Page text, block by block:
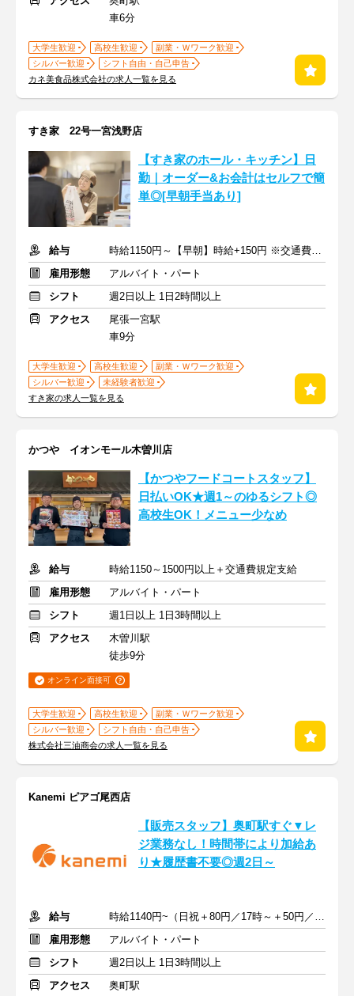
車6分
大学生歓迎 高校生歓迎
副業・Ｗワーク歓迎
シルバー歓迎
シフト自由・自己申告
カネ美食品株式会社の求人一覧を見る
すき家 22号一宮浅野店
【すき家のホール・キッチン】日
勤｜オーダー&お会計はセルフで簡
単◎[早朝手当あり]
給与
時給1150円～【早朝】時給+150円 ※交通費支給
雇用形態
アルバイト・パート
シフト
週2日以上 1日2時間以上
アクセス
尾張一宮駅
車9分
大学生歓迎 高校生歓迎
副業・Ｗワーク歓迎
シルバー歓迎
未経験者歓迎
すき家の求人一覧を見る
かつや イオンモール木曽川店
【かつやフードコートスタッフ】
日払いOK★週1～のゆるシフト◎
高校生OK！メニュー少なめ
給与
時給1150～1500円以上＋交通費規定支給
雇用形態
アルバイト・パート
シフト
週1日以上 1日3時間以上
アクセス
木曽川駅
徒歩9分
オンライン面接可
大学生歓迎 高校生歓迎
副業・Ｗワーク歓迎
シルバー歓迎
シフト自由・自己申告
株式会社三油商会の求人一覧を見る
Kanemi ピアゴ尾西店
【販売スタッフ】奥町駅すぐ▼レ
ジ業務なし！時間帯により加給あ
り★履歴書不要◎週2日～
給与
時給1140円~（日祝＋80円／17時～＋50円／7～8時＋30円）+交通費
雇用形態
アルバイト・パート
シフト
週2日以上 1日3時間以上
アクセス
奥町駅